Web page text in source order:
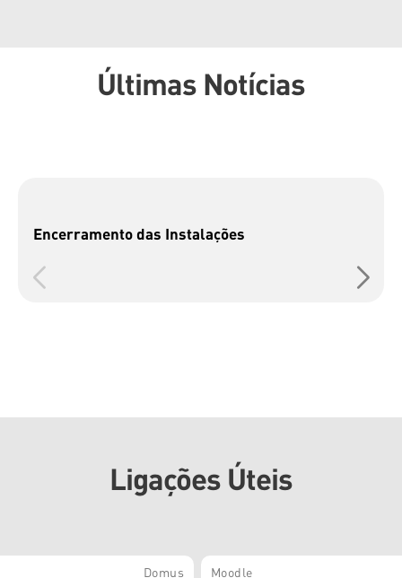
Últimas Notícias
Encerramento das Instalações
Ligações Úteis
Domus Moodle